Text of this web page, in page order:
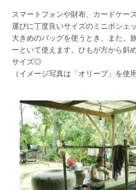
スマートフォンや財布、カードケー
運びに丁度良いサイズのミニポシェ
大きめのバッグを使うとき、また、
ーといて使えます。ひもが方から斜
サイズ◎
（イメージ写真は「オリーブ」を使